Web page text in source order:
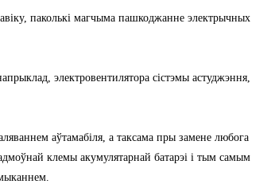
паколькі магчыма пашкоджанне электрычных
электровентилятора сістэмы астуджэння,
аўтамабіля, а таксама пры замене любога
клемы акумулятарнай батарэі і тым самым